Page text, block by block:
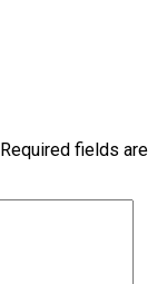
Required fields are